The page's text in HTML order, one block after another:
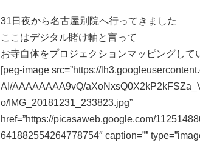
31日夜から名古屋別院へ行ってきました
ここはデジタル賭け軸と言って
お寺自体をプロジェクションマッピングして
[peg-image src=”https://
AI/AAAAAAAA9vQ/
o/IMG_20181231_233823.jpg”
href=”https://picasaweb.google.com/
641882554264778754″ caption=””